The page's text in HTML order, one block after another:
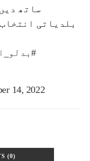
ساتھ
بلدیاتی
14, 2022
(0)